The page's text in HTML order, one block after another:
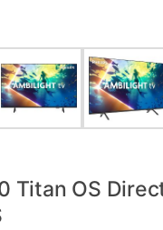
Titan OS